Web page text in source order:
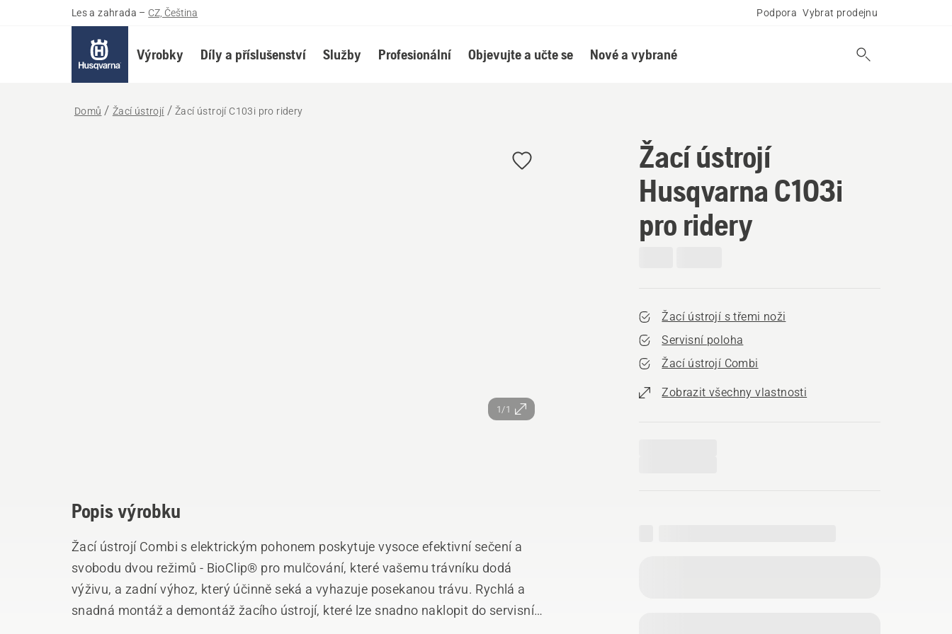
Les a zahrada – CZ, Čeština Podpora Vybrat prodejnu
Výrobky Díly a příslušenství Služby Profesionální Objevujte a učte se Nové a vybrané
Domů Žací ústrojí Žací ústrojí C103i pro ridery
1/1
Žací ústrojí
Husqvarna C103i
pro ridery
Žací ústrojí s třemi noži
Servisní poloha
Žací ústrojí Combi
Zobrazit všechny vlastnosti
Popis výrobku
Žací ústrojí Combi s elektrickým pohonem poskytuje vysoce efektivní sečení a
svobodu dvou režimů - BioClip® pro mulčování, které vašemu trávníku dodá
výživu, a zadní výhoz, který účinně seká a vyhazuje posekanou trávu. Rychlá a
snadná montáž a demontáž žacího ústrojí, které lze snadno naklopit do servisní